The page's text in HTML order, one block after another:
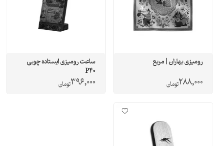
رومیزی بهاران | مربع
288,000تومان
ساعت رومیزی ایستاده چوبی
P40
396,000تومان